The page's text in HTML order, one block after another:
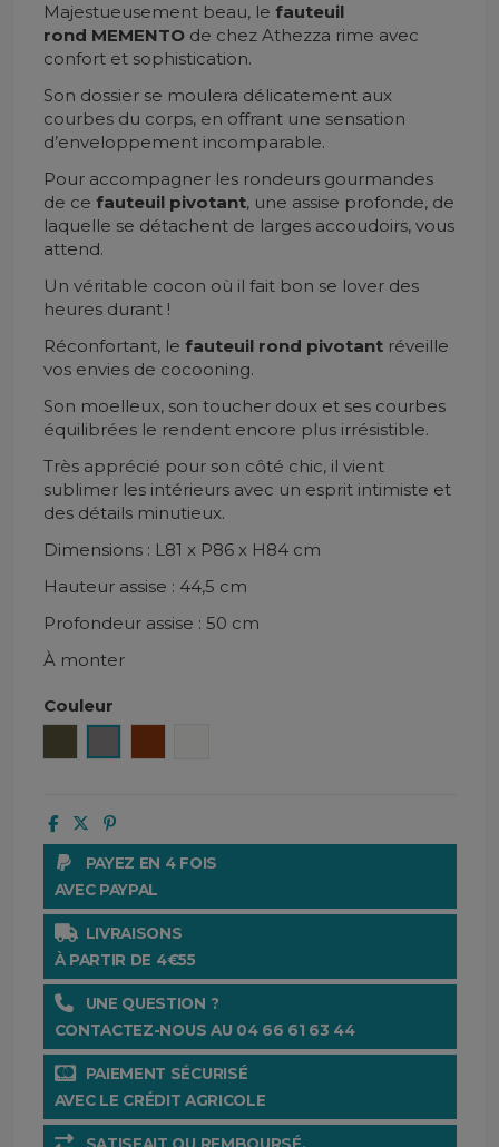
Majestueusement beau, le fauteuil
rond MEMENTO de chez Athezza rime avec
confort et sophistication.
Son dossier se moulera délicatement aux
courbes du corps, en offrant une sensation
d’enveloppement incomparable.
Pour accompagner les rondeurs gourmandes
de ce fauteuil pivotant, une assise profonde, de
laquelle se détachent de larges accoudoirs, vous
attend.
Un véritable cocon où il fait bon se lover des
heures durant !
Réconfortant, le fauteuil rond pivotantréveille
vos envies de cocooning.
Son moelleux, son toucher doux et ses courbes
équilibrées le rendent encore plus irrésistible.
Très apprécié pour son côté chic, il vient
sublimer les intérieurs avec un esprit intimiste et
des détails minutieux.
Dimensions : L81 x P86 x H84 cm
Hauteur assise : 44,5 cm
Profondeur assise : 50 cm
À monter
Couleur
PAYEZ EN 4 FOIS
AVEC PAYPAL
LIVRAISONS
À PARTIR DE 4€55
UNE QUESTION ?
CONTACTEZ-NOUS AU 04 66 61 63 44
PAIEMENT SÉCURISÉ
AVEC LE CRÉDIT AGRICOLE